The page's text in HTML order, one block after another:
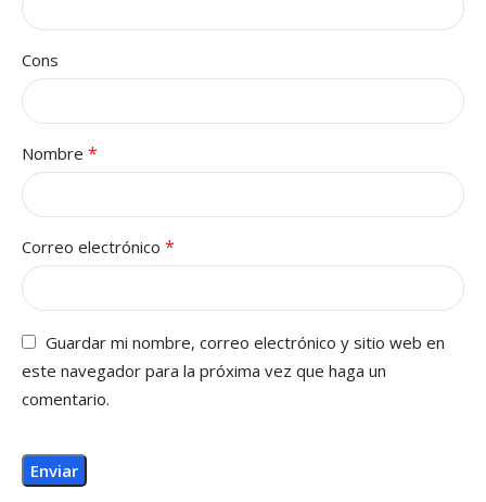
Cons
Nombre *
Correo electrónico *
Guardar mi nombre, correo electrónico y sitio web en
este navegador para la próxima vez que haga un
comentario.